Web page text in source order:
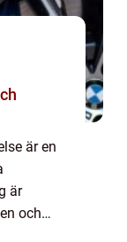
är en
är
och